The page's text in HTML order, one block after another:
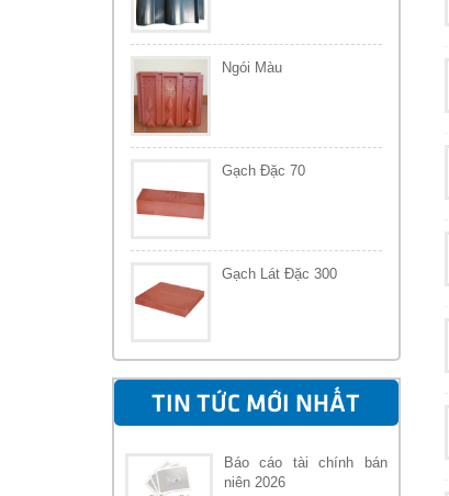
Ngói Màu
Gạch Đặc 70
Gạch Lát Đặc 300
TIN TỨC MỚI NHẤT
Báo cáo tài chính bán
niên 2026